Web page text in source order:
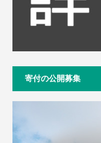
寄付の公開募集